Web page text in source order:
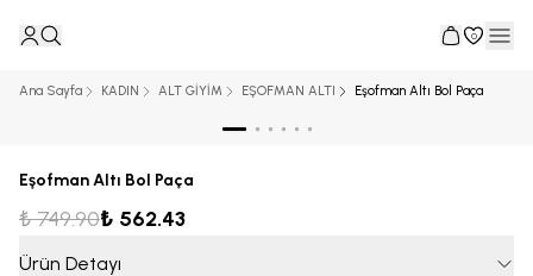
0
Ana Sayfa KADIN ALT GİYİM EŞOFMAN ALTI Eşofman Altı Bol Paça
Eşofman Altı Bol Paça
₺ 749.90₺ 562.43
Ürün Detayı